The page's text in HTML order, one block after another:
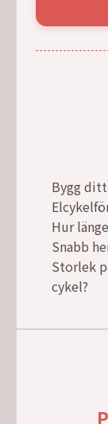
Bygg
Hur
Snabb
Storlek
cykel?